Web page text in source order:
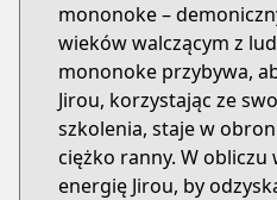
mononoke –
wieków walczącym z
mononoke przybywa,
Jirou, korzystając ze
szkolenia, staje w
ciężko ranny. W obliczu
energię Jirou, by